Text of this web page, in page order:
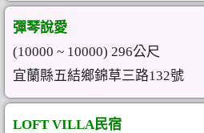
彈琴說愛
(10000 ~ 10000) 296公尺
宜蘭縣五結鄉錦草三路132號
LOFT VILLA民宿